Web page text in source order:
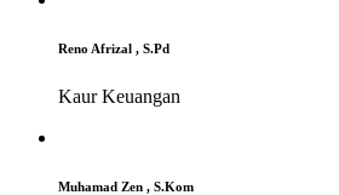
Reno Afrizal , S.Pd
Kaur Keuangan
Muhamad Zen , S.Kom